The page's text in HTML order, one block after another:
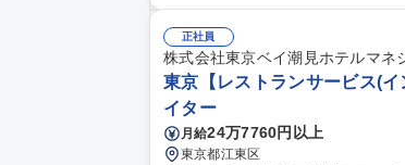
正社員
株式会社東京ベイ潮見ホテルマネ
東京【レストランサービス(
イター
月給24万7760円以上
東京都江東区